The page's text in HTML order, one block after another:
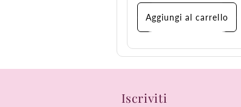
:
Aggiungi al carrello
Iscriviti